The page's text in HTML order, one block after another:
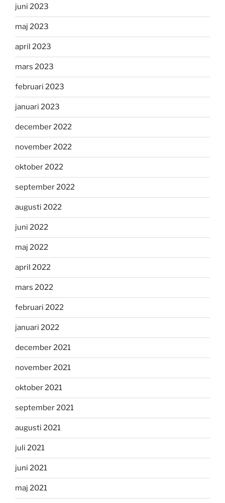
juni 2023
maj 2023
april 2023
mars 2023
februari 2023
januari 2023
december 2022
november 2022
oktober 2022
september 2022
augusti 2022
juni 2022
maj 2022
april 2022
mars 2022
februari 2022
januari 2022
december 2021
november 2021
oktober 2021
september 2021
augusti 2021
juli 2021
juni 2021
maj 2021